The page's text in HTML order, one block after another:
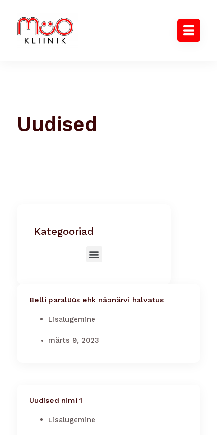
Uudised
Kategooriad
Belli paralüüs ehk näonärvi halvatus
Lisalugemine
märts 9, 2023
Uudised nimi 1
Lisalugemine